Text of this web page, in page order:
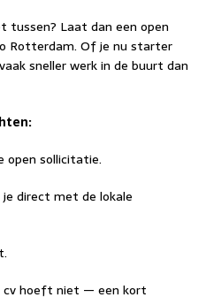
tussen? Laat dan een open
Rotterdam. Of je nu starter
sneller werk in de buurt dan
open sollicitatie.
direct met de lokale
cv hoeft niet — een kort